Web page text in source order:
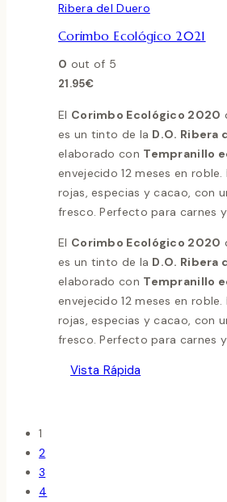
Ribera del Duero
Corimbo Ecológico 2021
0 out of 5
21.95€
El Corimbo Ecológico 2020
es un tinto de la D.O. Ribera
elaborado con Tempranillo
envejecido 12 meses en
rojas, especias y cacao, con
fresco. Perfecto para carnes
El Corimbo Ecológico 2020
es un tinto de la D.O. Ribera
elaborado con Tempranillo
envejecido 12 meses en
rojas, especias y cacao, con
fresco. Perfecto para carnes
Vista Rápida
1
2
3
4